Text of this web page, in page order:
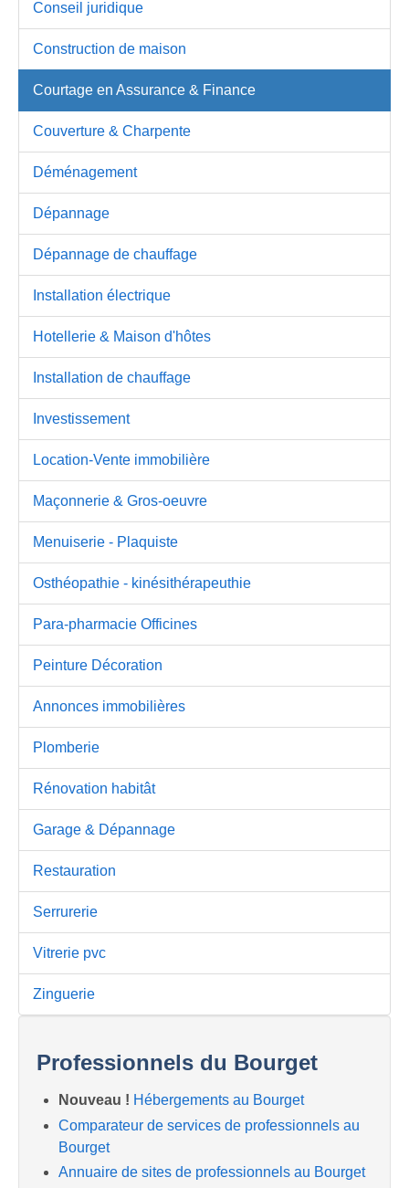
Conseil juridique
Construction de maison
Courtage en Assurance & Finance
Couverture & Charpente
Déménagement
Dépannage
Dépannage de chauffage
Installation électrique
Hotellerie & Maison d'hôtes
Installation de chauffage
Investissement
Location-Vente immobilière
Maçonnerie & Gros-oeuvre
Menuiserie - Plaquiste
Osthéopathie - kinésithérapeuthie
Para-pharmacie Officines
Peinture Décoration
Annonces immobilières
Plomberie
Rénovation habitât
Garage & Dépannage
Restauration
Serrurerie
Vitrerie pvc
Zinguerie
Professionnels du Bourget
Nouveau ! Hébergements au Bourget
Comparateur de services de professionnels au
Bourget
Annuaire de sites de professionnels au Bourget